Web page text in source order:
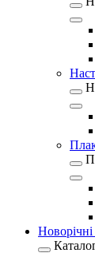
Новорічні